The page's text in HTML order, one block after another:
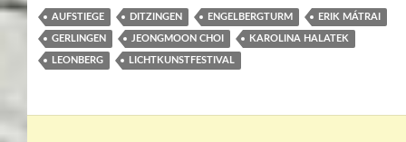
AUFSTIEGE DITZINGEN ENGELBERGTURM ERIK MÁTRAI
GERLINGEN JEONGMOON CHOI KAROLINA HALATEK
LEONBERG LICHTKUNSTFESTIVAL